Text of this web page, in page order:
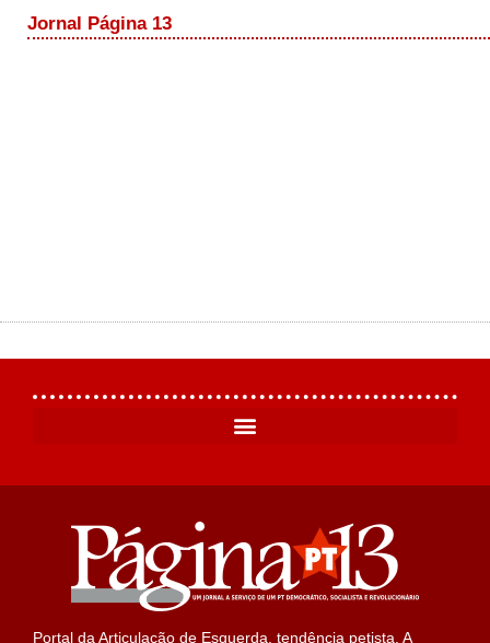
Jornal Página 13
Portal da Articulação de Esquerda, tendência petista. A